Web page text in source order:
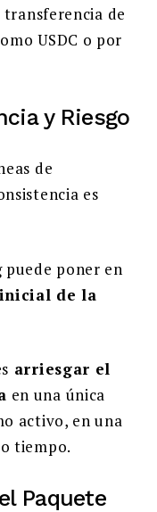
transferencia de
USDC o por
y Riesgo
de
es
poner en
de la
arriesgar el
en una única
activo, en una
tiempo.
Paquete